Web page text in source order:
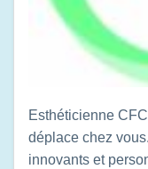
Esthéticienne
déplace chez
innovants et